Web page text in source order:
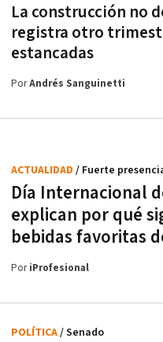
La construcción no
registra otro
estancadas
PorAndrés Sanguinetti
Día Internacional
explican por qué
bebidas favoritas
ACTUALIDAD / Fuerte
PoriProfesional
POLÍTICA/ Senado